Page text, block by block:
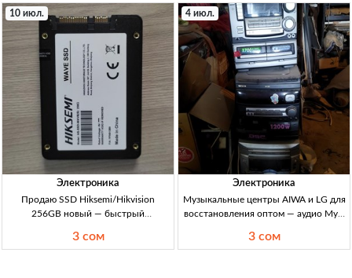
(2023), 6.5” HD+ PLS TFT, 2/32GB,
microSD слот, 4G LTE/3G, Wi‑Fi, BT,
GPS, каме
«Сатурн»; б/у, долго не эксплуат.;
возможно раб., требуется обслуж./
наст
10 июл.
Электроника
Продаю SSD Hiksemi/Hikvision
256GB новый — быстрый
новый, Hiksemi/Hikvision; SATA SSD
3 сом
4 июл.
Электроника
Музыкальные центры AIWA и LG для
восстановления оптом — аудио Муз.
опт 3 шт. Аудио/ремонт, б/у, для
3 сом